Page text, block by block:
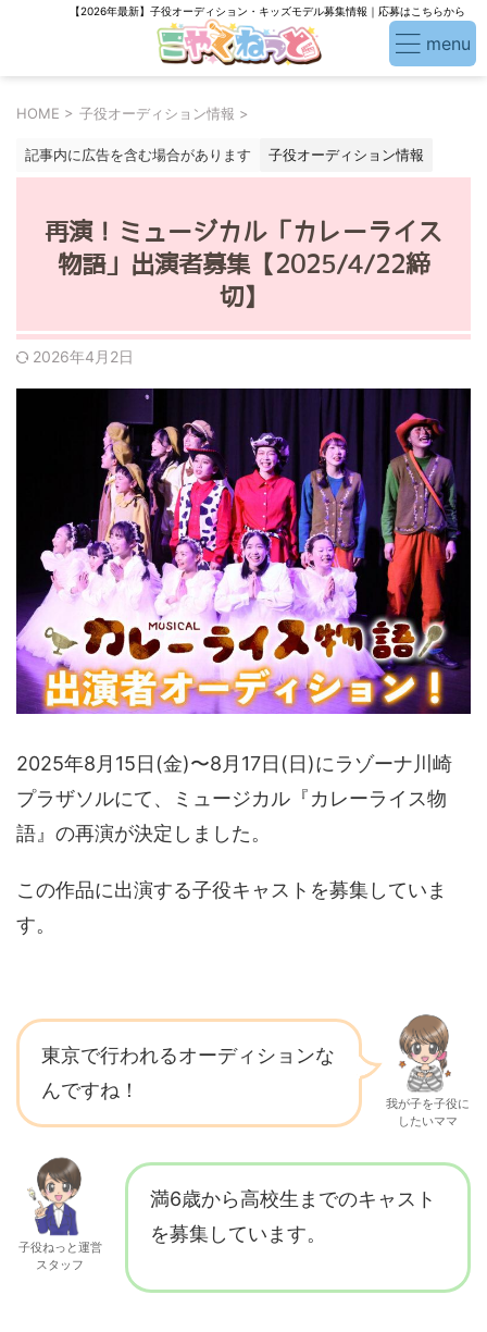
【2026年最新】子役オーディション・キッズモデル募集情報｜応募はこちらから
HOME > 子役オーディション情報 >
記事内に広告を含む場合があります 子役オーディション情報
再演！ミュージカル「カレーライス
物語」出演者募集【2025/4/22締
切】
2026年4月2日
2025年8月15日(金)〜8月17日(日)にラゾーナ川崎
プラザソルにて、ミュージカル『カレーライス物
語』の再演が決定しました。
この作品に出演する子役キャストを募集していま
す。
東京で行われるオーディションな
んですね！
我が子を子役に
したいママ
子役ねっと運営
スタッフ
満6歳から高校生までのキャスト
を募集しています。